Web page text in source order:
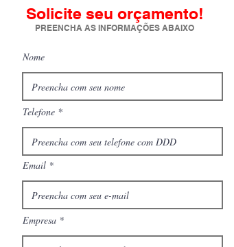
Solicite seu orçamento!
PREENCHA AS INFORMAÇÕES ABAIXO
Nome
Telefone
Email
Empresa